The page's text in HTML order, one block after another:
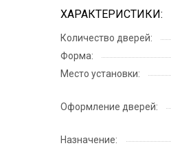
ХАРАКТЕРИСТИКИ:
Количество дверей:
Форма:
Место установки:
Оформление дверей:
Назначение: